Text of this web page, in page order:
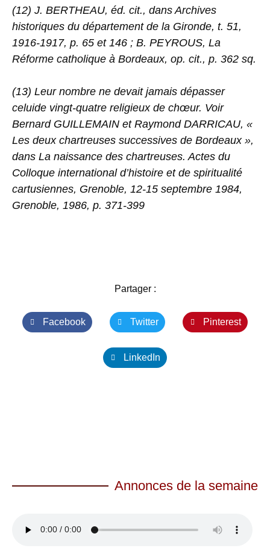
(12) J. BERTHEAU, éd. cit., dans Archives
historiques du département de la Gironde, t. 51,
1916-1917, p. 65 et 146 ; B. PEYROUS, La
Réforme catholique à Bordeaux, op. cit., p. 362 sq.
(13) Leur nombre ne devait jamais dépasser
celuide vingt-quatre religieux de chœur. Voir
Bernard GUILLEMAIN et Raymond DARRICAU, «
Les deux chartreuses successives de Bordeaux »,
dans La naissance des chartreuses. Actes du
Colloque international d’histoire et de spiritualité
cartusiennes, Grenoble, 12-15 septembre 1984,
Grenoble, 1986, p. 371-399
Partager :
Facebook Twitter Pinterest
LinkedIn
Annonces de la semaine